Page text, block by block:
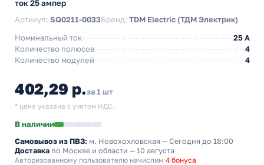
ток 25 ампер
Артикул: SQ0211-0033Бренд: TDM Electric (ТДМ Электрик)
Номинальный ток
25 A
Количество полюсов
4
Количество модулей
4
402,29 р.за 1 шт
* цена указана с учетом НДС.
В наличии
Самовывоз из ПВЗ: м. Новохохловская — Сегодня до 18:00
Доставка по Москве и области — 10 августа
Авторизованному пользователю начислим 4 бонуса